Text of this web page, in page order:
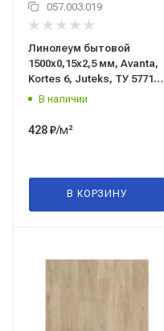
057.003.019
Линолеум бытовой
1500x0,15x2,5 мм, Avanta,
Kortes 6, Juteks, ТУ 5771-
041-05283280-2003
В наличии
428₽/м²
В КОРЗИНУ